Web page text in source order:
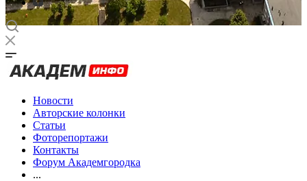
Новости
Авторские колонки
Статьи
Фоторепортажи
Контакты
Форум Академгородка
...